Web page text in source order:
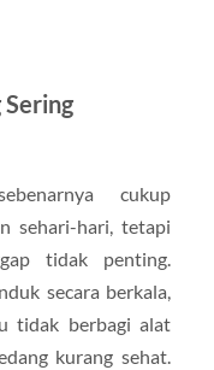
Sering
cukup
sehari-hari, tetapi
tidak penting.
secara berkala,
tidak berbagi alat
kurang sehat.